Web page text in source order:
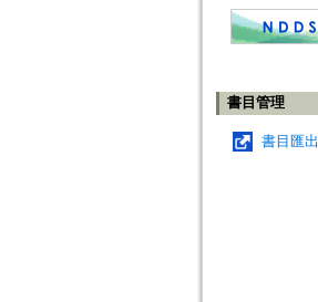
書目管理
書目匯出